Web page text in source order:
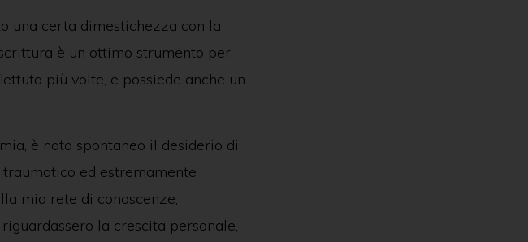
una certa dimestichezza con la
è un ottimo strumento per
più volte, e possiede anche un
è nato spontaneo il desiderio di
ed estremamente
mia rete di conoscenze,
la crescita personale,